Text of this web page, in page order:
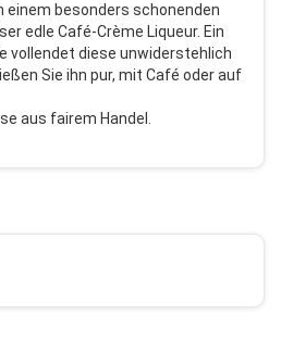
besonders schonenden
edle Café-Crème Liqueur. Ein
vollendet diese unwiderstehlich
Sie ihn pur, mit Café oder auf
aus fairem Handel.